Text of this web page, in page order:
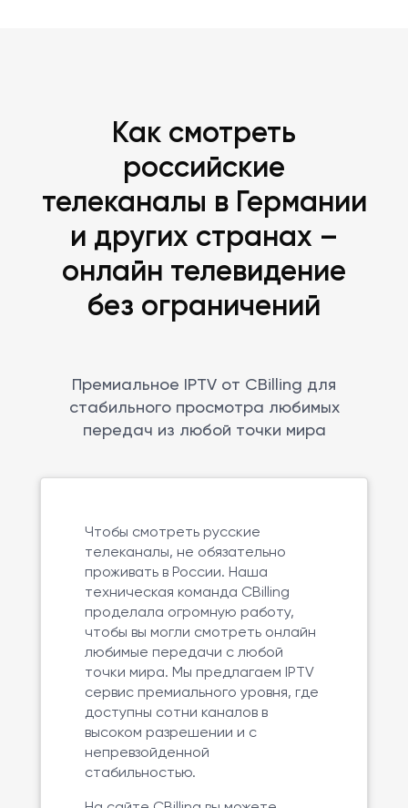
Как смотреть
российские
телеканалы в Германии
и других странах –
онлайн телевидение
без ограничений
Премиальное IPTV от CBilling для
стабильного просмотра любимых
передач из любой точки мира
Чтобы смотреть русские
телеканалы, не обязательно
проживать в России. Наша
техническая команда CBilling
проделала огромную работу,
чтобы вы могли смотреть онлайн
любимые передачи с любой
точки мира. Мы предлагаем IPTV
сервис премиального уровня, где
доступны сотни каналов в
высоком разрешении и с
непревзойденной
стабильностью.